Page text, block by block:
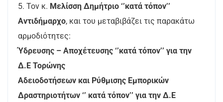
5. Τον κ. Μελίσση Δημήτριο ‘’κατά τόπον’’
Αντιδήμαρχο, και του μεταβιβάζει τις παρακάτω
αρμοδιότητες:
Ύδρευσης – Αποχέτευσης ‘’κατά τόπον’’ για την
Δ.Ε Τορώνης
Αδειοδοτήσεων και Ρύθμισης Εμπορικών
Δραστηριοτήτων ‘’ κατά τόπον’’ για την Δ.Ε